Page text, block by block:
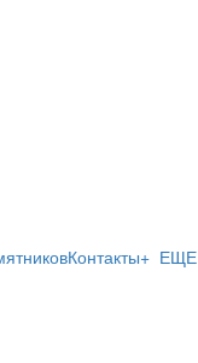
Контакты+ ЕЩЕ